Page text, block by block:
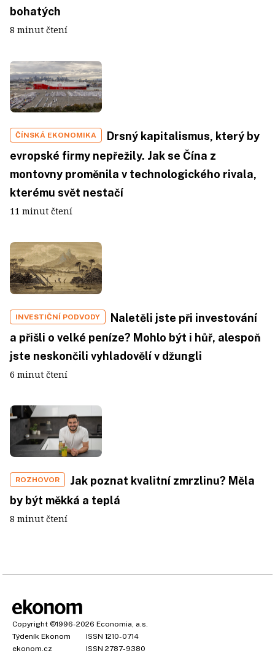
bohatých
8 minut čtení
ČÍNSKÁ EKONOMIKA
Drsný kapitalismus, který by
evropské firmy nepřežily. Jak se Čína z
montovny proměnila v technologického rivala,
kterému svět nestačí
11 minut čtení
INVESTIČNÍ PODVODY
Naletěli jste při investování
a přišli o velké peníze? Mohlo být i hůř, alespoň
jste neskončili vyhladovělí v džungli
6 minut čtení
ROZHOVOR
Jak poznat kvalitní zmrzlinu? Měla
by být měkká a teplá
8 minut čtení
Copyright ©1996-2026 Economia, a.s.
Týdeník Ekonom
ISSN 1210-0714
ekonom.cz
ISSN 2787-9380